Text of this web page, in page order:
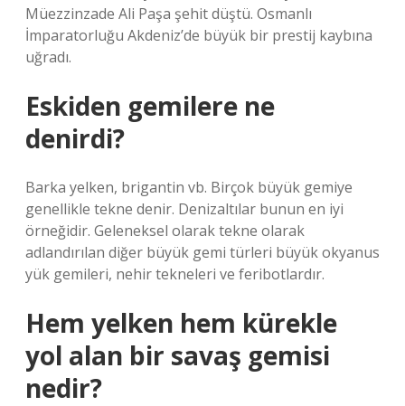
Müezzinzade Ali Paşa şehit düştü. Osmanlı
İmparatorluğu Akdeniz’de büyük bir prestij kaybına
uğradı.
Eskiden gemilere ne
denirdi?
Barka yelken, brigantin vb. Birçok büyük gemiye
genellikle tekne denir. Denizaltılar bunun en iyi
örneğidir. Geleneksel olarak tekne olarak
adlandırılan diğer büyük gemi türleri büyük okyanus
yük gemileri, nehir tekneleri ve feribotlardır.
Hem yelken hem kürekle
yol alan bir savaş gemisi
nedir?